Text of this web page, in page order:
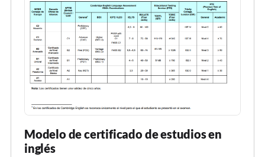
Modelo de certificado de estudios en
inglés